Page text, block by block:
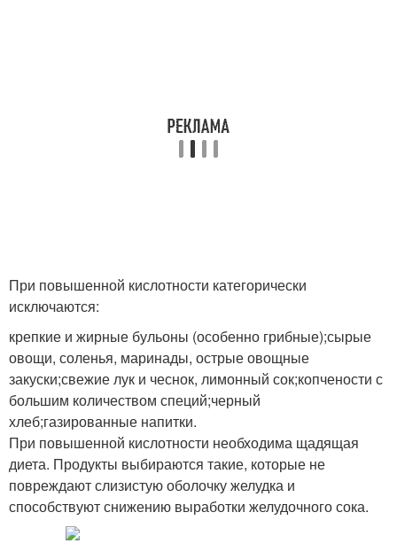
При повышенной кислотности категорически
исключаются:
крепкие и жирные бульоны (особенно грибные);сырые
овощи, соленья, маринады, острые овощные
закуски;свежие лук и чеснок, лимонный сок;копчености с
большим количеством специй;черный
хлеб;газированные напитки.
При повышенной кислотности необходима щадящая
диета. Продукты выбираются такие, которые не
повреждают слизистую оболочку желудка и
способствуют снижению выработки желудочного сока.